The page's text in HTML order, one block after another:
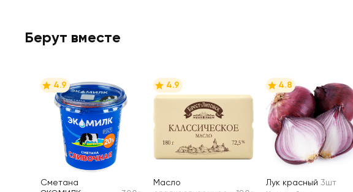
Берут вместе
4.9
Сметана
4.9
Масло
4.8
Лук красный 3шт